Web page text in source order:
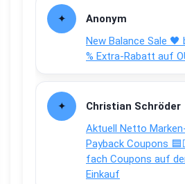
Anonym
New Balance Sale 🖤
% Extra-Rabatt auf
Christian Schröder
Aktuell Netto
Payback Coupons
fach Coupons auf
Einkauf